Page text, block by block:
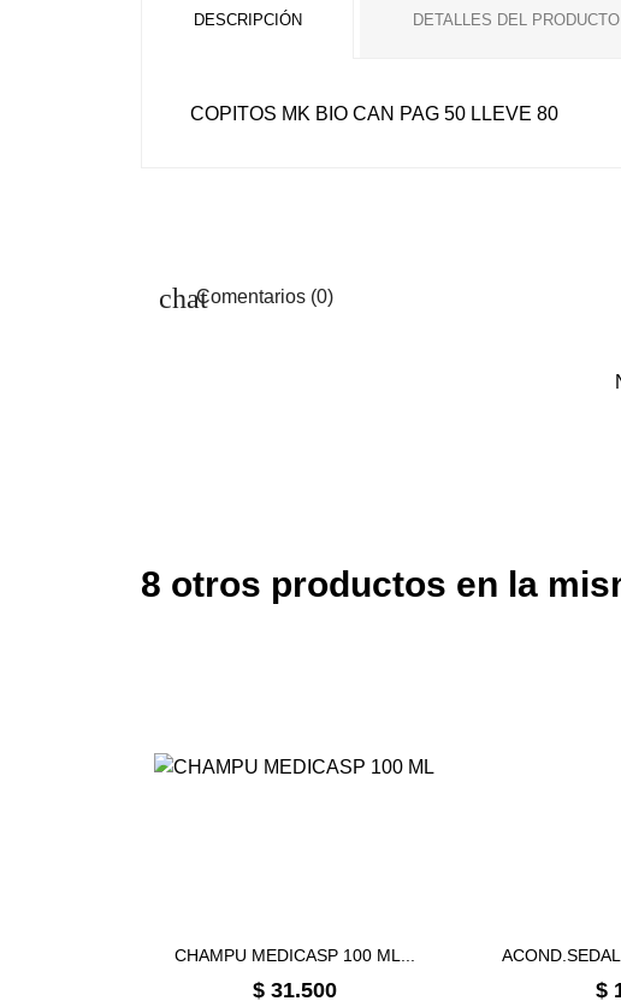
DESCRIPCIÓN DETALLES DEL PRODUCTO
COPITOS MK BIO CAN PAG 50 LLEVE 80
Comentarios (0)
8 otros productos en la
CHAMPU MEDICASP 100 ML...
Precio
$ 31.500 $